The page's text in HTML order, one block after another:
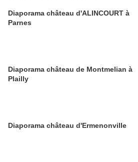
Diaporama château d'ALINCOURT à
Parnes
Diaporama château de Montmelian à
Plailly
Diaporama château d'Ermenonville